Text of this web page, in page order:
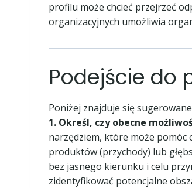
profilu może chcieć przejrzeć
organizacyjnych umożliwia
Podejście do
Poniżej znajduje się
1. Określ, czy obecne
narzędziem, które może pomóc
produktów (przychody) lub
bez jasnego kierunku i celu
zidentyfikować potencjalne